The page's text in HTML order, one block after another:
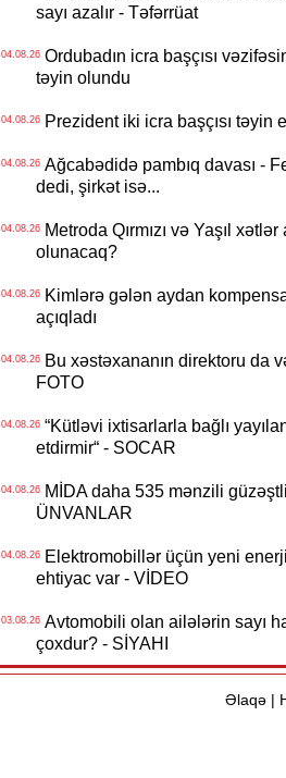
sayı azalır - Təfərrüat
04.08.26Ordubadın icra başçısı
təyin olundu
04.08.26Prezident iki icra başçısı təyin
04.08.26Ağcabədidə pambıq davası -
dedi, şirkət isə...
04.08.26Metroda Qırmızı və Yaşıl
olunacaq?
04.08.26Kimlərə gələn aydan
açıqladı
04.08.26Bu xəstəxananın direktoru da
FOTO
04.08.26“Kütləvi ixtisarlarla bağlı
etdirmir“ - SOCAR
04.08.26MİDA daha 535 mənzili güzəştli
ÜNVANLAR
04.08.26Elektromobillər üçün yeni
ehtiyac var - VİDEO
03.08.26Avtomobili olan ailələrin sayı
çoxdur? - SİYAHI
Əlaqə|